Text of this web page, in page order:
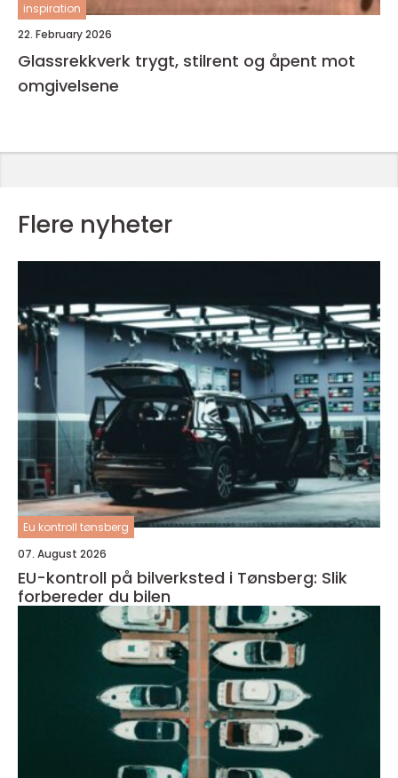
inspiration
22. February 2026
Glassrekkverk trygt, stilrent og åpent mot
omgivelsene
Flere nyheter
Eu kontroll tønsberg
07. August 2026
EU-kontroll på bilverksted i Tønsberg: Slik
forbereder du bilen